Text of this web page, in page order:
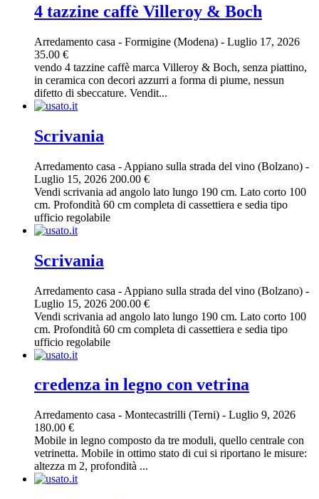
4 tazzine caffè Villeroy & Boch
Arredamento casa - Formigine (Modena) - Luglio 17, 2026
35.00 €
vendo 4 tazzine caffè marca Villeroy & Boch, senza piattino,
in ceramica con decori azzurri a forma di piume, nessun
difetto di sbeccature. Vendit...
Scrivania
Arredamento casa - Appiano sulla strada del vino (Bolzano) -
Luglio 15, 2026 200.00 €
Vendi scrivania ad angolo lato lungo 190 cm. Lato corto 100
cm. Profondità 60 cm completa di cassettiera e sedia tipo
ufficio regolabile
Scrivania
Arredamento casa - Appiano sulla strada del vino (Bolzano) -
Luglio 15, 2026 200.00 €
Vendi scrivania ad angolo lato lungo 190 cm. Lato corto 100
cm. Profondità 60 cm completa di cassettiera e sedia tipo
ufficio regolabile
credenza in legno con vetrina
Arredamento casa - Montecastrilli (Terni) - Luglio 9, 2026
180.00 €
Mobile in legno composto da tre moduli, quello centrale con
vetrinetta. Mobile in ottimo stato di cui si riportano le misure:
altezza m 2, profondità ...